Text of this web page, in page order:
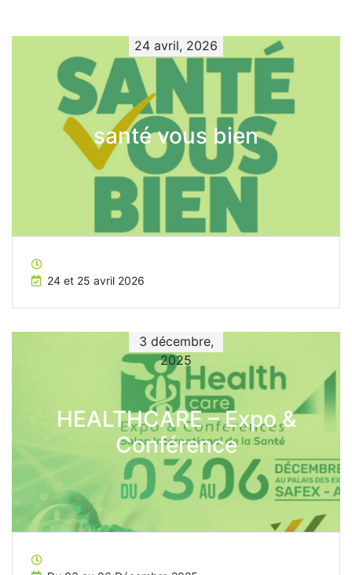
24 avril, 2026
santé vous bien
24 et 25 avril 2026
3 décembre,
2025
HEALTHCARE – Expo &
Conférence